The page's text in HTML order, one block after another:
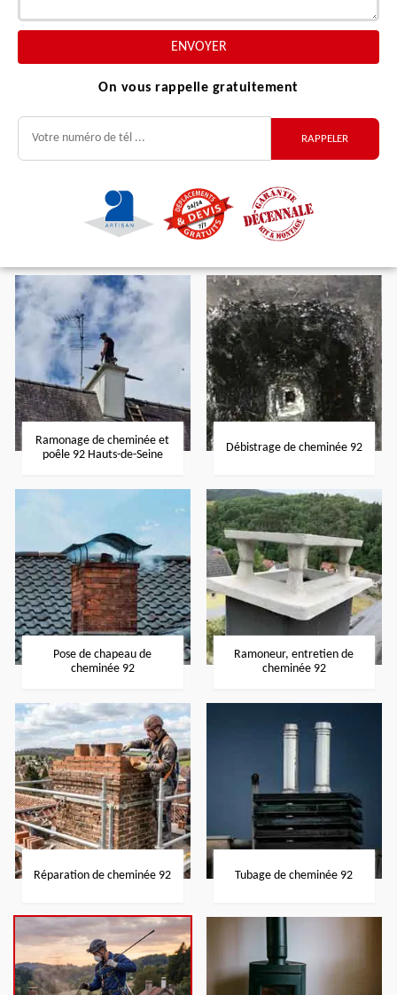
On vous rappelle gratuitement
Ramonage de cheminée et
poêle 92 Hauts-de-Seine
Débistrage de cheminée 92
Pose de chapeau de
cheminée 92
Ramoneur, entretien de
cheminée 92
Réparation de cheminée 92 Tubage de cheminée 92